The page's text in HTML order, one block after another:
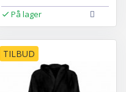
På lager
TILBUD